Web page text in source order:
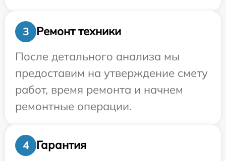
3
Ремонт техники
После детального анализа мы
предоставим на утверждение смету
работ, время ремонта и начнем
ремонтные операции.
4 Гарантия